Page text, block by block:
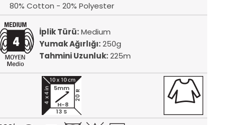
80% Cotton - 20% Polyester
İplik Türü:Medium
Yumak Ağırlığı:250g
Tahmini Uzunluk:225m
13 S
20 R
5mm
H-8